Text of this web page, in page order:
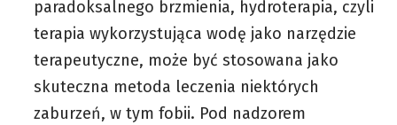
paradoksalnego brzmienia, hydroterapia, czyli
terapia wykorzystująca wodę jako narzędzie
terapeutyczne, może być stosowana jako
skuteczna metoda leczenia niektórych
zaburzeń, w tym fobii. Pod nadzorem